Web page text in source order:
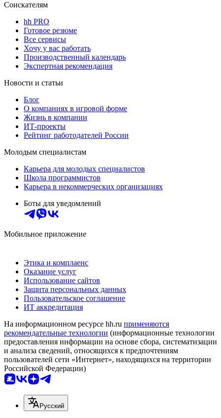
Соискателям
hh PRO
Готовое резюме
Все сервисы
Хочу у вас работать
Производственный календарь
Экспертная рекомендация
Новости и статьи
Блог
О компаниях в игровой форме
Жизнь в компании
ИТ-проекты
Рейтинг работодателей России
Молодым специалистам
Карьера для молодых специалистов
Школа программистов
Карьера в некоммерческих организациях
Боты для уведомлений
Мобильное приложение
Этика и комплаенс
Оказание услуг
Использование сайтов
Защита персональных данных
Пользовательское соглашение
ИТ аккредитация
На информационном ресурсе hh.ru применяются
рекомендательные технологии (информационные технологии
предоставления информации на основе сбора, систематизации
и анализа сведений, относящихся к предпочтениям
пользователей сети «Интернет», находящихся на территории
Российской Федерации)
Русский